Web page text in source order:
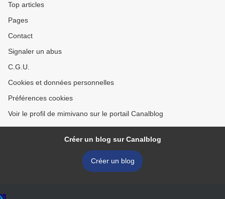
Top articles
Pages
Contact
Signaler un abus
C.G.U.
Cookies et données personnelles
Préférences cookies
Voir le profil de mimivano sur le portail Canalblog
Créer un blog sur Canalblog
Créer un blog